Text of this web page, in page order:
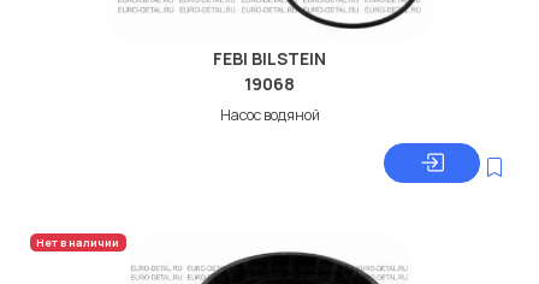
FEBI BILSTEIN
19068
Насос водяной
Нет в наличии